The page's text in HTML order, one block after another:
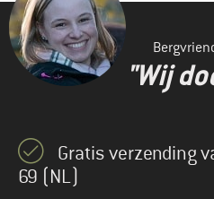
"Wij
Gratis verzending
69 (NL)